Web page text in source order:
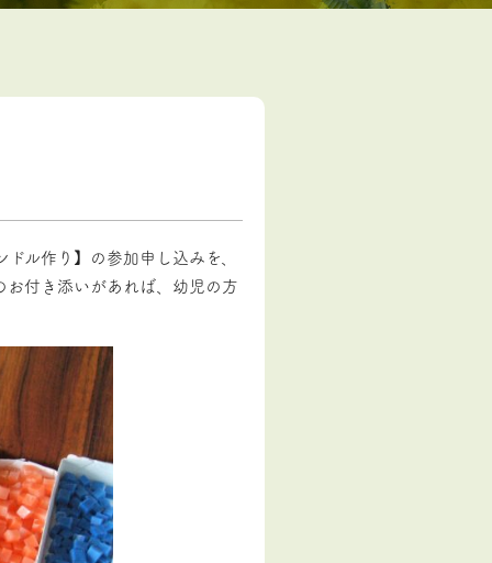
ル作り】の参加申し込みを、
お付き添いがあれば、幼児の方